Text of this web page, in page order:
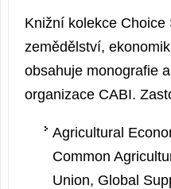
Knižní kolekce
zemědělství,
obsahuje monografie
organizace CABI.
Agricultural
Common
Union, Global